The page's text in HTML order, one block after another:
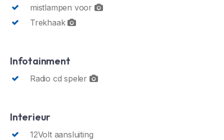
mistlampen voor
Trekhaak
Infotainment
Radio cd speler
Interieur
12Volt aansluiting